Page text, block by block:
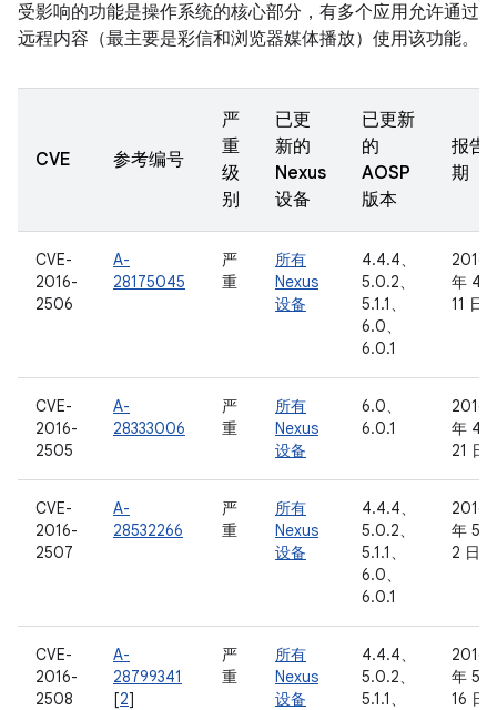
受影响的功能是操作系统的核心部分，有多个应用允许通过
远程内容（最主要是彩信和浏览器媒体播放）使用该功能。
CVE 参考编号
严
重
级
别
已更
新的
Nexus
设备
已更新
的
AOSP
版本
报告
期
CVE-
2016-
2506
A-
28175045
严
重
所有
Nexus
设备
4.4.4、
5.0.2、
5.1.1、
6.0、
6.0.1
2016
年 4
11 日
CVE-
2016-
2505
A-
28333006
严
重
所有
Nexus
设备
6.0、
6.0.1
2016
年 4
21 日
CVE-
2016-
2507
A-
28532266
严
重
所有
Nexus
设备
4.4.4、
5.0.2、
5.1.1、
6.0、
6.0.1
2016
年 5
2 日
CVE-
2016-
2508
A-
28799341
[2]
严
重
所有
Nexus
设备
4.4.4、
5.0.2、
5.1.1、
2016
年 5
16 日